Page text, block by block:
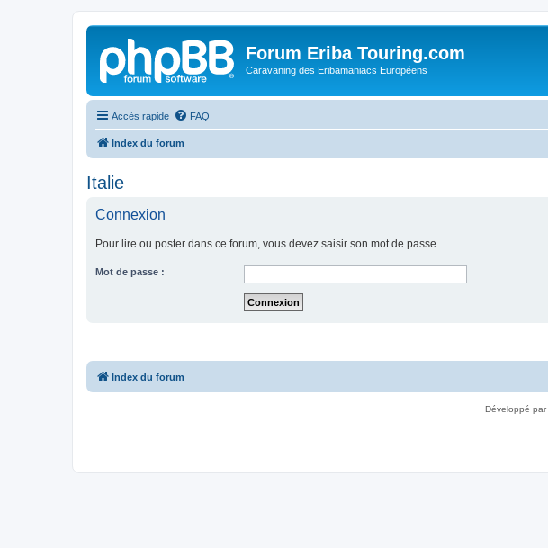
Forum Eriba Touring.com
Caravaning des Eribamaniacs Européens
Accès rapide FAQ
Index du forum
Italie
Connexion
Pour lire ou poster dans ce forum, vous devez saisir son mot de passe.
Mot de passe :
Index du forum
Développé par